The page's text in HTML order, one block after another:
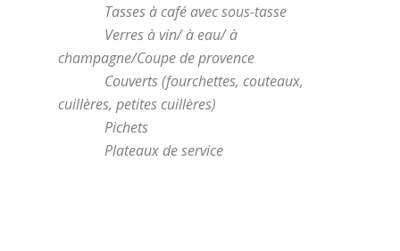
Tasses à café avec sous-tasse
Verres à vin/ à eau/ à
champagne/Coupe de provence
Couverts (fourchettes, couteaux,
cuillères, petites cuillères)
Pichets
Plateaux de service